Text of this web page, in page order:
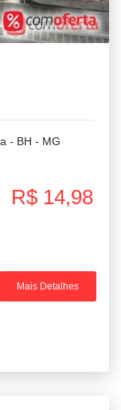
- BH - MG
R$ 14,98
Mais Detalhes